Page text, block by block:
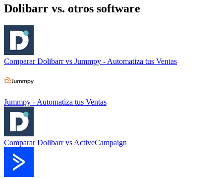
Dolibarr vs. otros software
Comparar Dolibarrvs Jummpy - Automatiza tus Ventas
Jummpy - Automatiza tus Ventas
Comparar Dolibarrvs ActiveCampaign